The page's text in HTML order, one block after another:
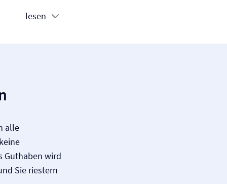
lesen
alle
Guthaben wird
Sie riestern